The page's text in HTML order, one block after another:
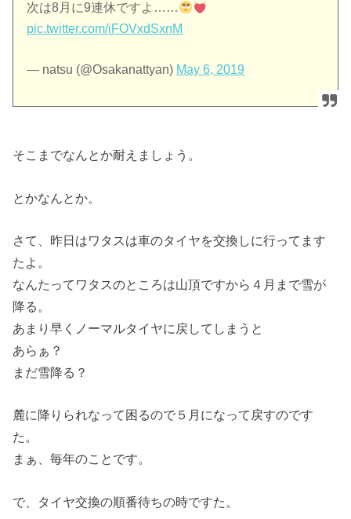
次は8月に9連休ですよ……
pic.twitter.com/iFOVxdSxnM
— natsu (@Osakanattyan) May 6, 2019
そこまでなんとか耐えましょう。
とかなんとか。
さて、昨日はワタスは車のタイヤを交換しに行ってます
たよ。
なんたってワタスのところは山頂ですから４月まで雪が
降る。
あまり早くノーマルタイヤに戻してしまうと
あらぁ？
まだ雪降る？
麓に降りられなって困るので５月になって戻すのです
た。
まぁ、毎年のことです。
で、タイヤ交換の順番待ちの時ですた。